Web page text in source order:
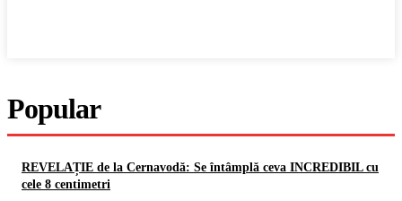
Popular
REVELAȚIE de la Cernavodă: Se întâmplă ceva INCREDIBIL cu
cele 8 centimetri